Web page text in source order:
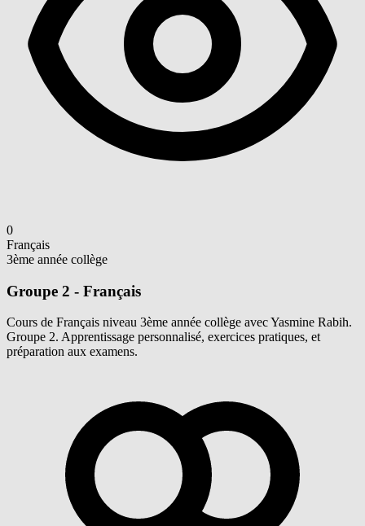
0
Français
3ème année collège
Groupe 2 - Français
Cours de Français niveau 3ème année collège avec Yasmine Rabih.
Groupe 2. Apprentissage personnalisé, exercices pratiques, et
préparation aux examens.